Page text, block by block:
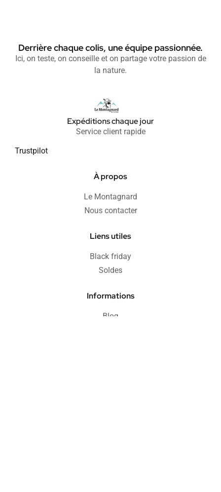
Derrière chaque colis, une équipe passionnée.
Ici, on teste, on conseille et on partage votre passion de
la nature.
Expéditions chaque jour
Service client rapide
Trustpilot
À propos
Le Montagnard
Nous contacter
Liens utiles
Black friday
Soldes
Informations
Blog